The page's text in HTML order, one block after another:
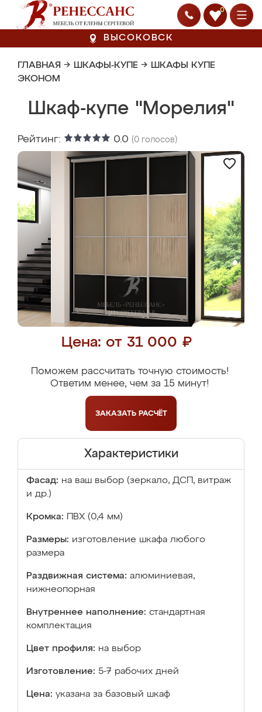
0
ВЫСОКОВСК
ГЛАВНАЯ → ШКАФЫ-КУПЕ → ШКАФЫ КУПЕ
ЭКОНОМ
Шкаф-купе "Морелия"
Рейтинг: 0.0 (0 голосов)
Цена: от 31 000 ₽
Поможем рассчитать точную стоимость!
Ответим менее, чем за 15 минут!
ЗАКАЗАТЬ РАСЧЁТ
Характеристики
Фасад: на ваш выбор (зеркало, ДСП, витраж
и др.)
Кромка: ПВХ (0,4 мм)
Размеры: изготовление шкафа любого
размера
Раздвижная система: алюминиевая,
нижнеопорная
Внутреннее наполнение: стандартная
комплектация
Цвет профиля: на выбор
Изготовление: 5-7 рабочих дней
Цена: указана за базовый шкаф